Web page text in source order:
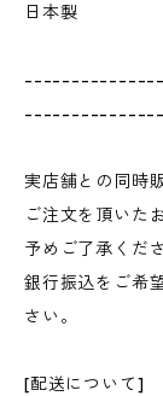
日本製
実店舗との同時
ご注文を頂いた
予めご了承くだ
銀行振込をご希
さい。
[配送について]